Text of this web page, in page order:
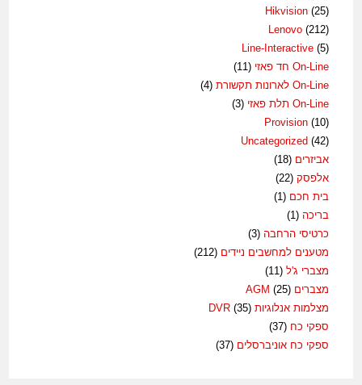
Hikvision (25)
Lenovo (212)
Line-Interactive (5)
On-Line חד פאזי
(11)
On-Line לארונות תקשורת
(4)
On-Line תלת פאזי
(3)
Provision (10)
Uncategorized (42)
אביזרים (18)
אלפסק (22)
בית חכם (1)
בריכה (1)
כרטיסי הרחבה (3)
מטענים למחשבים ניידים (212)
מצברי ג'ל (11)
מצברים AGM(25)
מצלמות אנלוגיות DVR(35)
ספקי כח (37)
ספקי כח אוניברסלים (37)